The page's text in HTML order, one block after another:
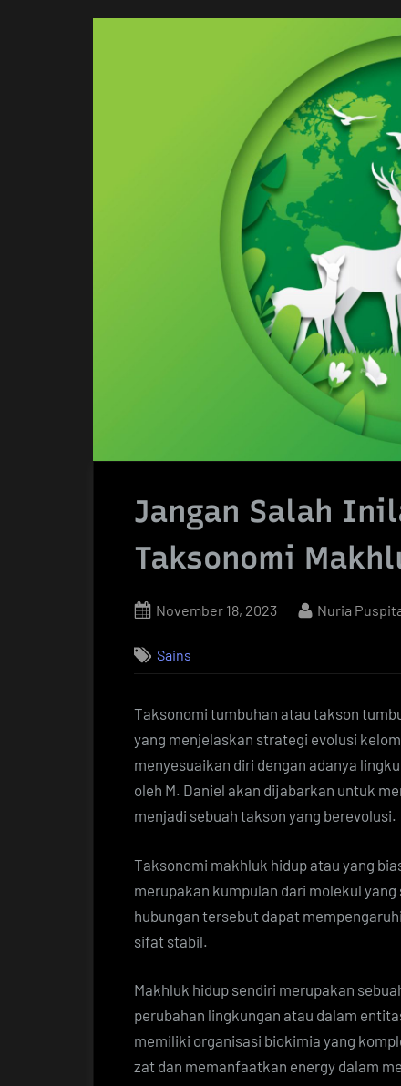
Jangan Salah
Taksonomi
Posted
November 18, 2023 By
Nuria
Sains
Taksonomi tumbuhan atau takson
yang menjelaskan strategi evolusi
menyesuaikan diri dengan adanya
oleh M. Daniel akan dijabarkan untuk
menjadi sebuah takson yang berevolusi.
Taksonomi makhluk hidup atau yang
merupakan kumpulan dari molekul
hubungan tersebut dapat
sifat stabil.
Makhluk hidup sendiri merupakan
perubahan lingkungan atau dalam
memiliki organisasi biokimia yang
zat dan memanfaatkan energy dalam